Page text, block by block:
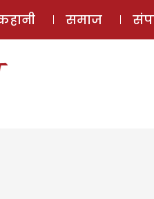
समाज